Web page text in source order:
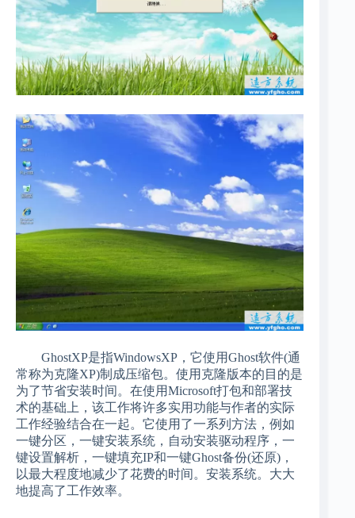
GhostXP是指WindowsXP，它使用Ghost软件(通
常称为克隆XP)制成压缩包。使用克隆版本的目的是
为了节省安装时间。在使用Microsoft打包和部署技
术的基础上，该工作将许多实用功能与作者的实际
工作经验结合在一起。它使用了一系列方法，例如
一键分区，一键安装系统，自动安装驱动程序，一
键设置解析，一键填充IP和一键Ghost备份(还原)，
以最大程度地减少了花费的时间。安装系统。大大
地提高了工作效率。